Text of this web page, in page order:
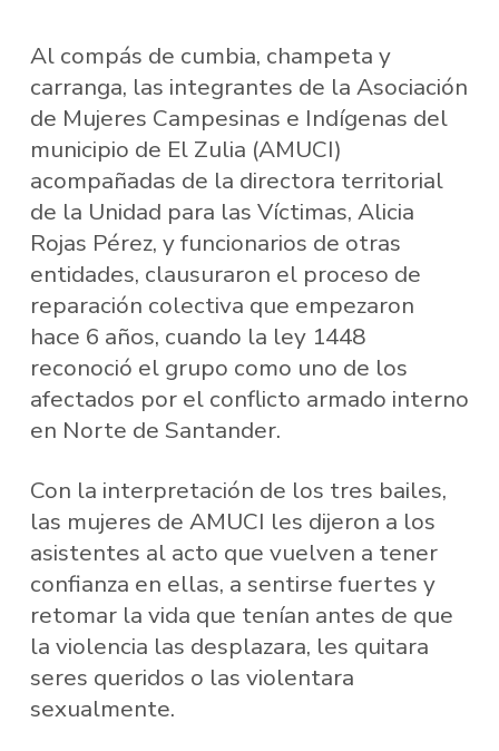
Al compás de cumbia, champeta y
carranga, las integrantes de la Asociación
de Mujeres Campesinas e Indígenas del
municipio de El Zulia (AMUCI)
acompañadas de la directora territorial
de la Unidad para las Víctimas, Alicia
Rojas Pérez, y funcionarios de otras
entidades, clausuraron el proceso de
reparación colectiva que empezaron
hace 6 años, cuando la ley 1448
reconoció el grupo como uno de los
afectados por el conflicto armado interno
en Norte de Santander.
Con la interpretación de los tres bailes,
las mujeres de AMUCI les dijeron a los
asistentes al acto que vuelven a tener
confianza en ellas, a sentirse fuertes y
retomar la vida que tenían antes de que
la violencia las desplazara, les quitara
seres queridos o las violentara
sexualmente.